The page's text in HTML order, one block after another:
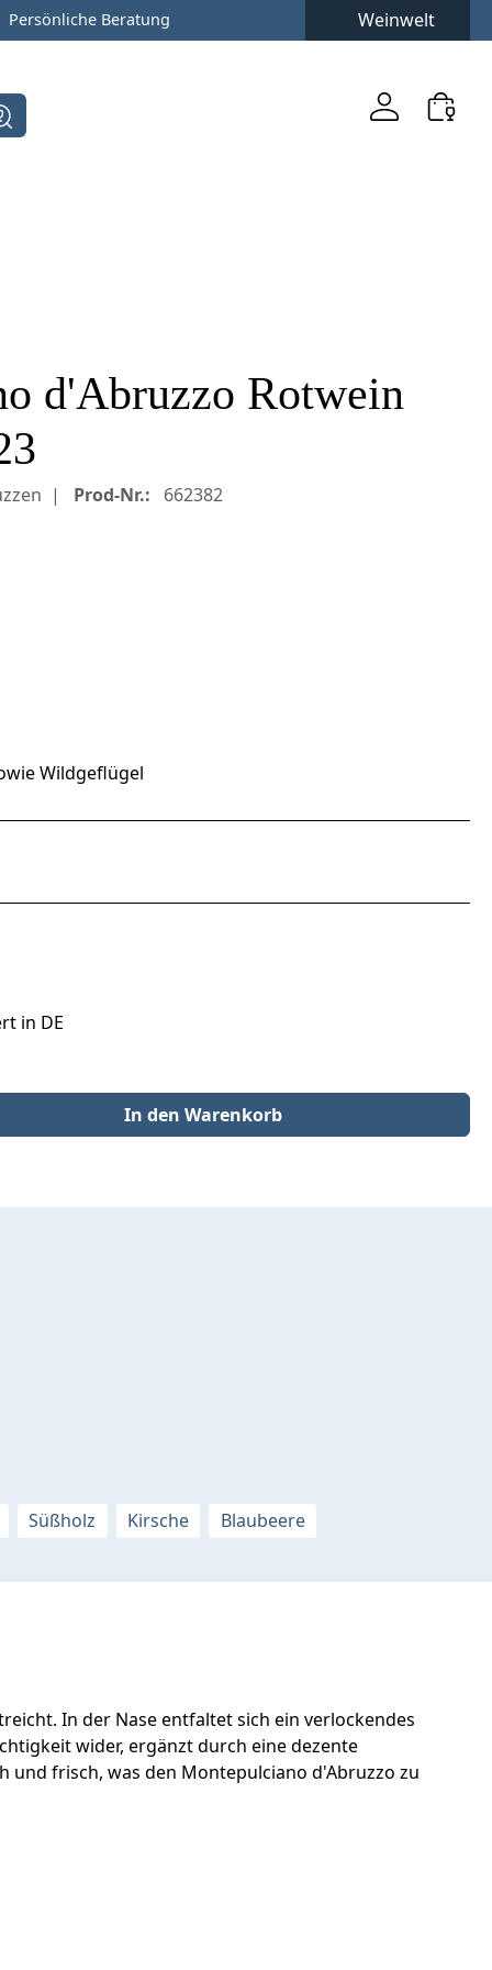
Persönliche Beratung Weinwelt
d'Abruzzo Rotwein
Prod-Nr.: 662382
Wildgeflügel
in DE
benutze die Schaltflächen um die Anzahl zu erhöhen oder zu
In den Warenkorb
Süßholz Kirsche Blaubeere
In der Nase entfaltet sich ein verlockendes
wider, ergänzt durch eine dezente
und frisch, was den Montepulciano d'Abruzzo zu